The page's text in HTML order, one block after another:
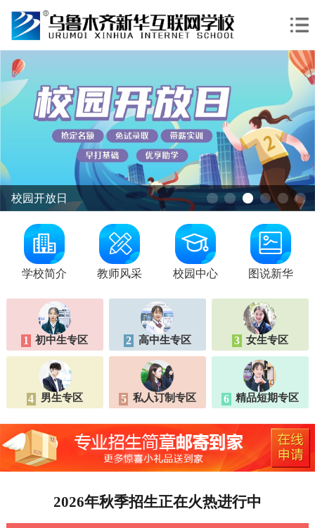
校园开放日
学校简介 教师风采 校园中心 图说新华
1 初中生专区 2 高中生专区 3 女生专区
4 男生专区 5 私人订制专区 6 精品短期专区
2026年秋季招生正在火热进行中
怕合*丁 AI新媒体与无人机应用 咨询学费
张* 乌鲁木齐 智慧交通 咨询学费
乌鲁木齐 AI家装艺术与动漫设计 咨询学费
阿布都* 昌吉 智能制造与工业机器人 咨询学费
巴合*提 乌鲁木齐 AI新媒体电商运营 咨询学费
张* 吐鲁番 智能制造与工业机器人 咨询学费
刘*伟 AI家装艺术与动漫设计 咨询学费
樊*军 昌吉 AI家装艺术与动漫设计 咨询学费